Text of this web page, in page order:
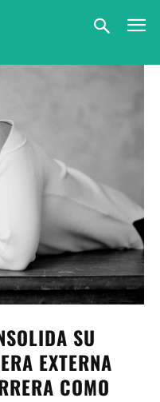
SU
EXTERNA
COMO